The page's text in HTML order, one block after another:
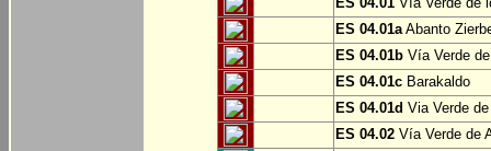
ES 04.01aAbanto
ES 04.01b Vía Verde
ES 04.01c Barakaldo
ES 04.01d Via Verde
ES 04.02 Vía Verde de